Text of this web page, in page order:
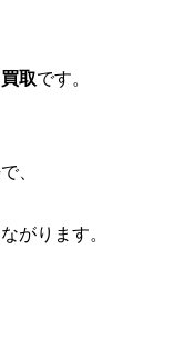
取です。
、
がります。